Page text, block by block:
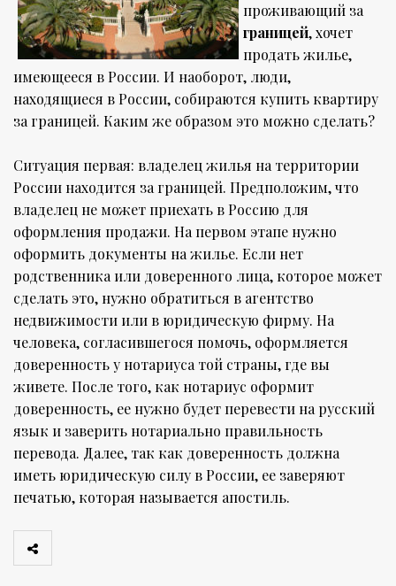
проживающий за
границей, хочет
продать жилье,
имеющееся в России. И наоборот, люди,
находящиеся в России, собираются купить квартиру
за границей. Каким же образом это можно сделать?
Ситуация первая: владелец жилья на территории
России находится за границей. Предположим, что
владелец не может приехать в Россию для
оформления продажи. На первом этапе нужно
оформить документы на жилье. Если нет
родственника или доверенного лица, которое может
сделать это, нужно обратиться в агентство
недвижимости или в юридическую фирму. На
человека, согласившегося помочь, оформляется
доверенность у нотариуса той страны, где вы
живете. После того, как нотариус оформит
доверенность, ее нужно будет перевести на русский
язык и заверить нотариально правильность
перевода. Далее, так как доверенность должна
иметь юридическую силу в России, ее заверяют
печатью, которая называется апостиль.